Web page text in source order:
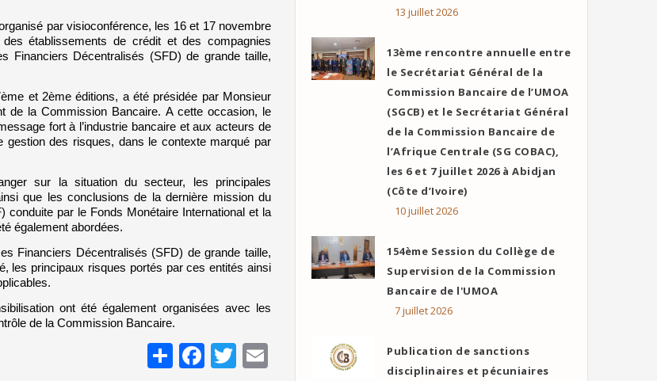
par visioconférence, les 16 et 17 novembre
établissements de crédit et des compagnies
Financiers Décentralisés (SFD) de grande taille,
et 2ème éditions, a été présidée par Monsieur
de la Commission Bancaire. A cette occasion, le
fort à l’industrie bancaire et aux acteurs de
des risques, dans le contexte marqué par
sur la situation du secteur, les principales
que les conclusions de la dernière mission du
conduite par le Fonds Monétaire International et la
également abordées.
Financiers Décentralisés (SFD) de grande taille,
les principaux risques portés par ces entités ainsi
ont été également organisées avec les
de la Commission Bancaire.
ShareFacebook
TwitterEmail
13 juillet 2026
13ème rencontre annuelle entre
le Secrétariat Général de la
Commission Bancaire de l’UMOA
(SGCB) et le Secrétariat Général
de la Commission Bancaire de
l’Afrique Centrale (SG COBAC),
les 6 et 7 juillet 2026 à Abidjan
(Côte d’Ivoire)
10 juillet 2026
154ème Session du Collège de
Supervision de la Commission
Bancaire de l'UMOA
7 juillet 2026
Publication de sanctions
disciplinaires et pécuniaires